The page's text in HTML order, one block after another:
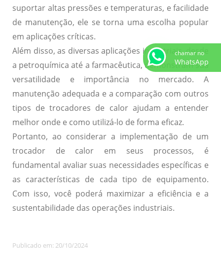
suportar altas pressões e temperaturas, e facilidade
de manutenção, ele se torna uma escolha popular
em aplicações críticas.
Além disso, as diversas aplicações industriais, desde
a petroquímica até a farmacêutica, demonstram sua
versatilidade e importância no mercado. A
manutenção adequada e a comparação com outros
tipos de trocadores de calor ajudam a entender
melhor onde e como utilizá-lo de forma eficaz.
Portanto, ao considerar a implementação de um
trocador de calor em seus processos, é
fundamental avaliar suas necessidades específicas e
as características de cada tipo de equipamento.
Com isso, você poderá maximizar a eficiência e a
sustentabilidade das operações industriais.
Publicado em: 20/10/2024
chamar no
WhatsApp